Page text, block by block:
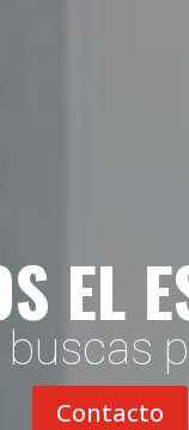
EL
Contacto